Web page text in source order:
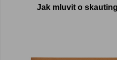
Jak mluvit o